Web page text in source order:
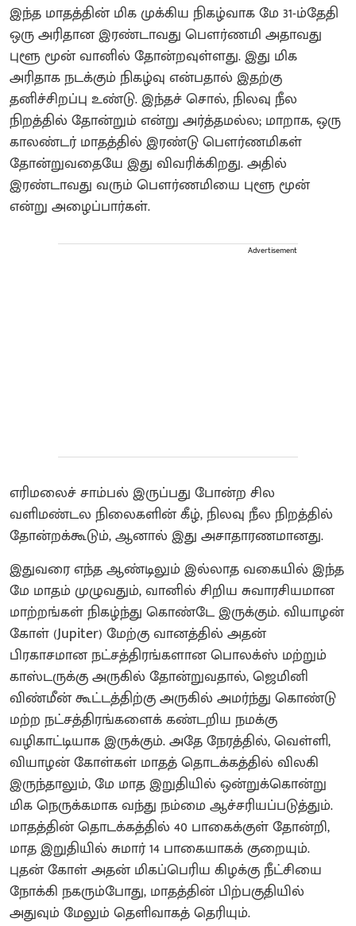
இந்த மாதத்தின் மிக முக்கிய நிகழ்வாக மே 31-ம்தேதி
ஒரு அரிதான இரண்டாவது பௌர்ணமி அதாவது
புளூ மூன் வானில் தோன்றவுள்ளது. இது மிக
அரிதாக நடக்கும் நிகழ்வு என்பதால் இதற்கு
தனிச்சிறப்பு உண்டு. இந்தச் சொல், நிலவு நீல
நிறத்தில் தோன்றும் என்று அர்த்தமல்ல; மாறாக, ஒரு
காலண்டர் மாதத்தில் இரண்டு பௌர்ணமிகள்
தோன்றுவதையே இது விவரிக்கிறது. அதில்
இரண்டாவது வரும் பௌர்ணமியை புளூ மூன்
என்று அழைப்பார்கள்.
Advertisement
எரிமலைச் சாம்பல் இருப்பது போன்ற சில
வளிமண்டல நிலைகளின் கீழ், நிலவு நீல நிறத்தில்
தோன்றக்கூடும், ஆனால் இது அசாதாரணமானது.
இதுவரை எந்த ஆண்டிலும் இல்லாத வகையில் இந்த
மே மாதம் முழுவதும், வானில் சிறிய சுவாரசியமான
மாற்றங்கள் நிகழ்ந்து கொண்டே இருக்கும். வியாழன்
கோள் (Jupiter) மேற்கு வானத்தில் அதன்
பிரகாசமான நட்சத்திரங்களான பொலக்ஸ் மற்றும்
காஸ்டருக்கு அருகில் தோன்றுவதால், ஜெமினி
விண்மீன் கூட்டத்திற்கு அருகில் அமர்ந்து கொண்டு
மற்ற நட்சத்திரங்களைக் கண்டறிய நமக்கு
வழிகாட்டியாக இருக்கும். அதே நேரத்தில், வெள்ளி,
வியாழன் கோள்கள் மாதத் தொடக்கத்தில் விலகி
இருந்தாலும், மே மாத இறுதியில் ஒன்றுக்கொன்று
மிக நெருக்கமாக வந்து நம்மை ஆச்சரியப்படுத்தும்.
மாதத்தின் தொடக்கத்தில் 40 பாகைக்குள் தோன்றி,
மாத இறுதியில் சுமார் 14 பாகையாகக் குறையும்.
புதன் கோள் அதன் மிகப்பெரிய கிழக்கு நீட்சியை
நோக்கி நகரும்போது, மாதத்தின் பிற்பகுதியில்
அதுவும் மேலும் தெளிவாகத் தெரியும்.